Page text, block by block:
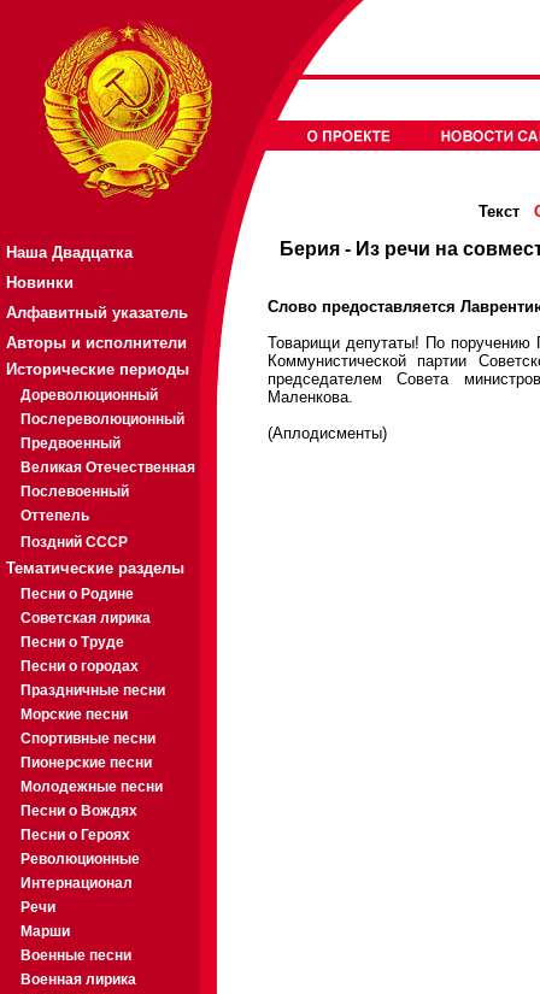
Наша Двадцатка
Новинки
Алфавитный указатель
Авторы и исполнители
Исторические периоды
Дореволюционный
Послереволюционный
Предвоенный
Великая Отечественная
Послевоенный
Оттепель
Поздний СССР
Тематические разделы
Песни о Родине
Советская лирика
Песни о Труде
Песни о городах
Праздничные песни
Морские песни
Спортивные песни
Пионерские песни
Молодежные песни
Песни о Вождях
Песни о Героях
Революционные
Интернационал
Речи
Марши
Военные песни
Военная лирика
Текст
Берия - Из речи на
Слово предоставляется
Товарищи депутаты! По поручению
Коммунистической партии
председателем Совета
Маленкова.
(Аплодисменты)